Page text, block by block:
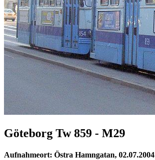
Göteborg Tw 859 - M29
Aufnahmeort: Östra Hamngatan, 02.07.2004